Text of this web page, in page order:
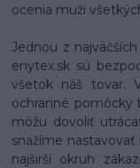
ocenia muži
Jednou z
enytex.sk sú
všetok náš tovar.
ochranné pomôcky
môžu dovoliť
snažíme
najširší okruh